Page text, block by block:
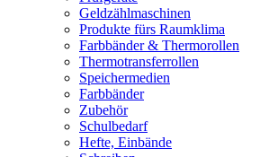
Geldzählmaschinen
Produkte fürs Raumklima
Farbbänder & Thermorollen
Thermotransferrollen
Speichermedien
Farbbänder
Zubehör
Schulbedarf
Hefte, Einbände